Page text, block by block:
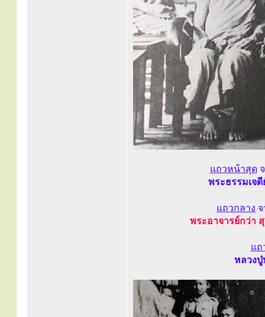
แถวหน้าสุดจ
พระธรรมเจ
แถวกลาง
พระอาจารย์กว่า
แถ
หลวง